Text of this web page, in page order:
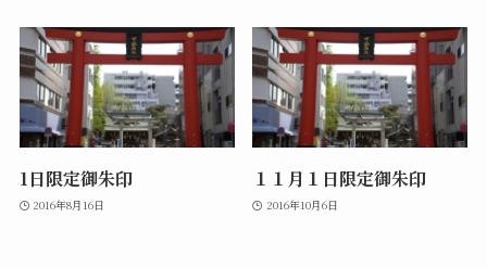
1日限定御朱印
2016年8月16日
１１月１日限定御朱印
2016年10月6日